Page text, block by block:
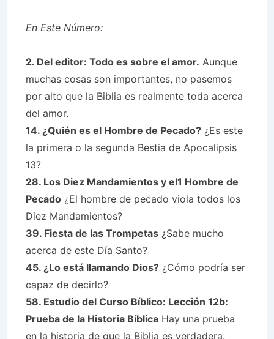
En Este Número:
2. Del editor: Todo es sobre el amor. Aunque
muchas cosas son importantes, no pasemos
por alto que la Biblia es realmente toda acerca
del amor.
14. ¿Quién es el Hombre de Pecado? ¿Es este
la primera o la segunda Bestia de Apocalipsis
13?
28. Los Diez Mandamientos y el1 Hombre de
Pecado ¿El hombre de pecado viola todos los
Diez Mandamientos?
39. Fiesta de las Trompetas ¿Sabe mucho
acerca de este Día Santo?
45. ¿Lo está llamando Dios? ¿Cómo podría ser
capaz de decirlo?
58. Estudio del Curso Bíblico: Lección 12b:
Prueba de la Historia Bíblica Hay una prueba
en la historia de que la Biblia es verdadera.